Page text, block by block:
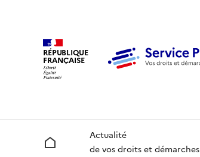
RÉPUBLIQUE
FRANÇAISE
Accueil
Actualité
de vos droits et démarches